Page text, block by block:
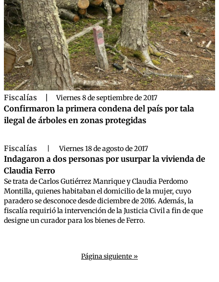
Fiscalías Viernes 8 de septiembre de 2017
Confirmaron la primera condena del país por tala
ilegal de árboles en zonas protegidas
Fiscalías Viernes 18 de agosto de 2017
Indagaron a dos personas por usurpar la vivienda de
Claudia Ferro
Se trata de Carlos Gutiérrez Manrique y Claudia Perdomo
Montilla, quienes habitaban el domicilio de la mujer, cuyo
paradero se desconoce desde diciembre de 2016. Además, la
fiscalía requirió la intervención de la Justicia Civil a fin de que
designe un curador para los bienes de Ferro.
Página siguiente »